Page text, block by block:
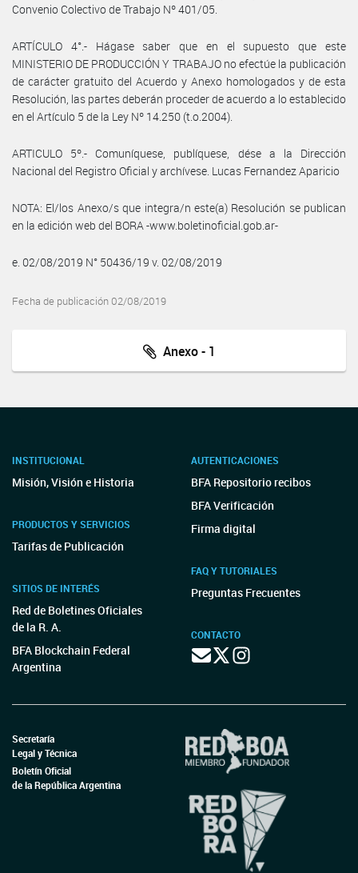
Convenio Colectivo de Trabajo Nº 401/05.
ARTÍCULO 4°.- Hágase saber que en el supuesto que este
MINISTERIO DE PRODUCCIÓN Y TRABAJO no efectúe la publicación
de carácter gratuito del Acuerdo y Anexo homologados y de esta
Resolución, las partes deberán proceder de acuerdo a lo establecido
en el Artículo 5 de la Ley Nº 14.250 (t.o.2004).
ARTICULO 5º.- Comuníquese, publíquese, dése a la Dirección
Nacional del Registro Oficial y archívese. Lucas Fernandez Aparicio
NOTA: El/los Anexo/s que integra/n este(a) Resolución se publican
en la edición web del BORA -www.boletinoficial.gob.ar-
e. 02/08/2019 N° 50436/19 v. 02/08/2019
Fecha de publicación 02/08/2019
Anexo - 1
INSTITUCIONAL
Misión, Visión e Historia
PRODUCTOS Y SERVICIOS
Tarifas de Publicación
SITIOS DE INTERÉS
Red de Boletines Oficiales
de la R. A.
BFA Blockchain Federal
Argentina
AUTENTICACIONES
BFA Repositorio recibos
BFA Verificación
Firma digital
FAQ Y TUTORIALES
Preguntas Frecuentes
CONTACTO
Secretaría
Legal y Técnica
Boletín Oficial
de la República Argentina